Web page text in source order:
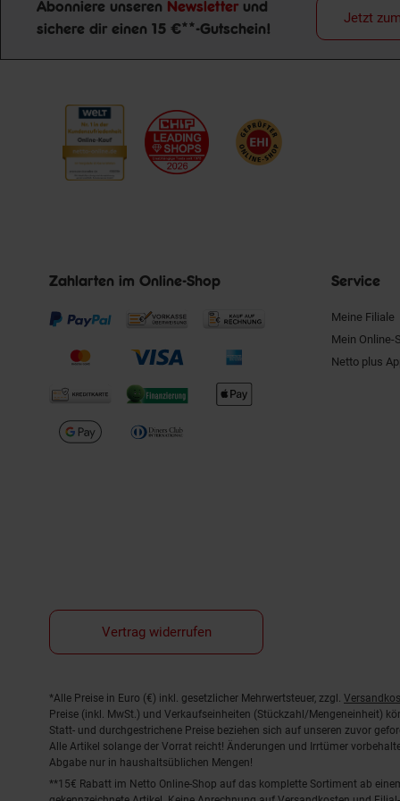
Newsletter Anmeldung
Abonniere unseren Newsletter und
sichere dir einen 15 €**-Gutschein!
Jetzt
Zahlarten im Online-Shop Service
Meine Filiale
Mein Online-
Netto plus
Vertrag widerrufen
Fußnoten
*Alle Preise in Euro (€) inkl. gesetzlicher Mehrwertsteuer, zzgl.
Preise (inkl. MwSt.) und Verkaufseinheiten (Stückzahl/Mengeneinheit)
Statt- und durchgestrichene Preise beziehen sich auf unseren zuvor
Alle Artikel solange der Vorrat reicht! Änderungen und Irrtümer
Abgabe nur in haushaltsüblichen Mengen!
**15€ Rabatt im Netto Online-Shop auf das komplette Sortiment ab